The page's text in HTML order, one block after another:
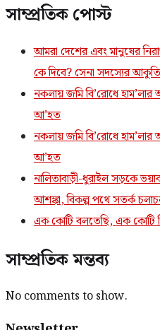
সাম্প্রতিক পোস্ট
আমরা দেশের এবং মানুষের
কে দিবে? সেনা সদস্যের
নকলায় জমি বি’রোধে
আ’হত
নকলায় জমি বি’রোধে
আ’হত
নালিতাবাড়ী-ধুরাইল সড়কে
আশঙ্কা, বিকল্প পথে সতর্ক
এক কোটি বলতেছি, এক কোটি
সাম্প্রতিক মন্তব্য
No comments to show.